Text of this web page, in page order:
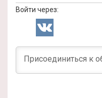
Войти через: